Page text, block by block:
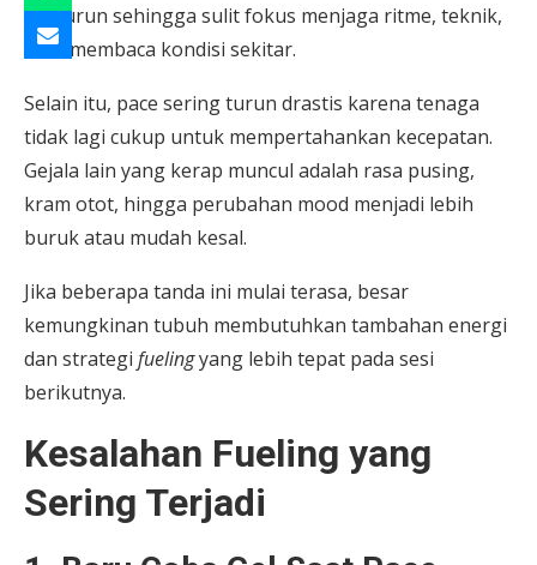
menurun sehingga sulit fokus menjaga ritme, teknik,
atau membaca kondisi sekitar.
Selain itu, pace sering turun drastis karena tenaga
tidak lagi cukup untuk mempertahankan kecepatan.
Gejala lain yang kerap muncul adalah rasa pusing,
kram otot, hingga perubahan mood menjadi lebih
buruk atau mudah kesal.
Jika beberapa tanda ini mulai terasa, besar
kemungkinan tubuh membutuhkan tambahan energi
dan strategi fuelingyang lebih tepat pada sesi
berikutnya.
Kesalahan Fueling yang
Sering Terjadi